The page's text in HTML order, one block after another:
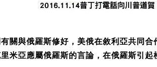
關與俄羅斯修好，美俄在敘利亞共同
米亞應屬俄羅斯的言論，在俄羅斯引